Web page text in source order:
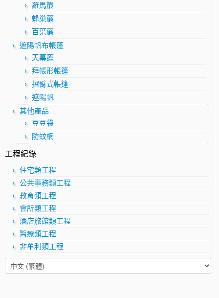
羅馬簾
蜂巢簾
百葉簾
遮陽帆布帳篷
天幕篷
拜帳形帳篷
摺臂式帳篷
遮陽帆
其他產品
豆豆袋
防蚊網
工程紀錄
住宅類工程
公共事務類工程
教育類工程
會所類工程
酒店旅館類工程
醫療類工程
非牟利類工程